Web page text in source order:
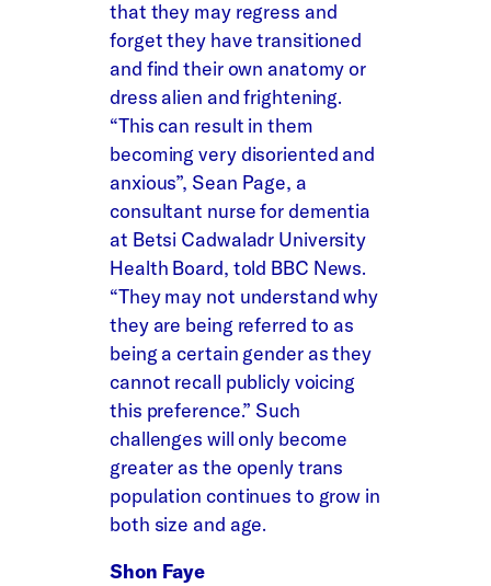
that they may regress and
forget they have transitioned
and find their own anatomy or
dress alien and frightening.
“This can result in them
becoming very disoriented and
anxious”, Sean Page, a
consultant nurse for dementia
at Betsi Cadwaladr University
Health Board, told BBC News.
“They may not understand why
they are being referred to as
being a certain gender as they
cannot recall publicly voicing
this preference.” Such
challenges will only become
greater as the openly trans
population continues to grow in
both size and age.
Shon Faye